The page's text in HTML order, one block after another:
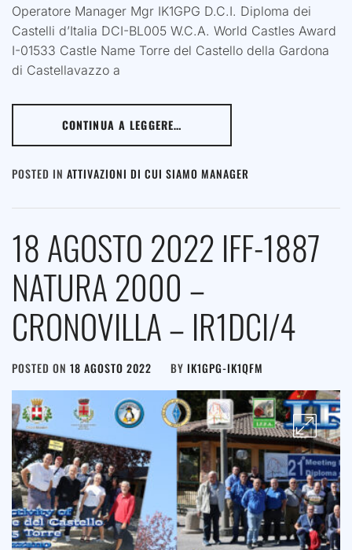
Operatore Manager Mgr IK1GPG D.C.I. Diploma dei
Castelli d’Italia DCI-BL005 W.C.A. World Castles Award
I-01533 Castle Name Torre del Castello della Gardona
di Castellavazzo a
CONTINUA A LEGGERE…
POSTED IN ATTIVAZIONI DI CUI SIAMO MANAGER
18 AGOSTO 2022 IFF-1887
NATURA 2000 –
CRONOVILLA – IR1DCI/4
POSTED ON 18 AGOSTO 2022 BY IK1GPG-IK1QFM